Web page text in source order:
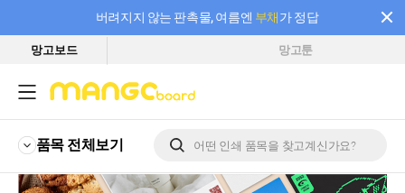
버려지지 않는 판촉물, 여름엔 부채가 정답
필요한 만큼 충전하고 끊김 없이 작업하세요! 새로워진 AI 부스터 요금제
망고보드 망고툰
품목 전체 보기